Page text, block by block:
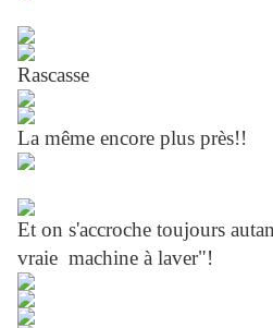
Rascasse
La même encore plus près!!
Et on s'accroche toujours
vraie machine à laver"!